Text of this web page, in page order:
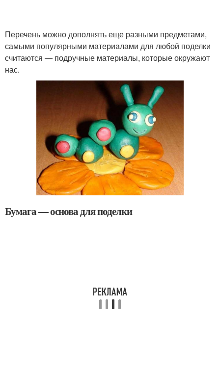
Перечень можно дополнять еще разными предметами,
самыми популярными материалами для любой поделки
считаются — подручные материалы, которые окружают
нас.
Бумага — основа для поделки